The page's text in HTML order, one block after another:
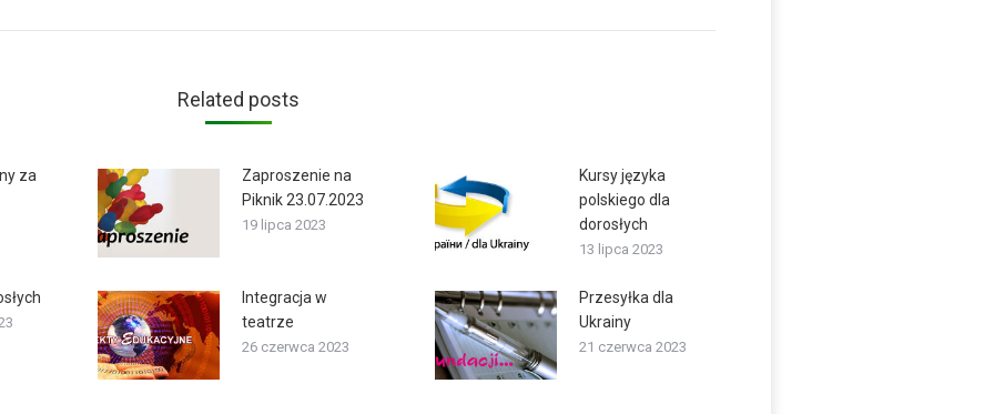
Related posts
za
Zaproszenie na
Piknik 23.07.2023
19 lipca 2023
Kursy języka
polskiego dla
dorosłych
13 lipca 2023
Integracja w
teatrze
26 czerwca 2023
Przesyłka dla
Ukrainy
21 czerwca 2023